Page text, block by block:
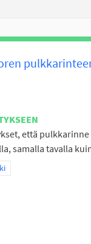
että
samalla tavalla
mukaan: Läntinen